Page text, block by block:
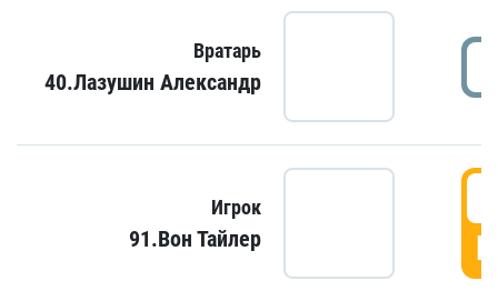
Вратарь
40.Лазушин Александр
Игрок
91.Вон Тайлер